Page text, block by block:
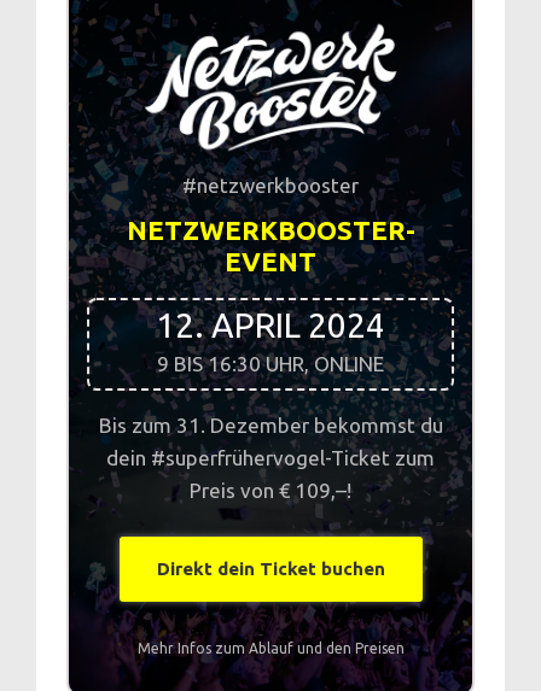
#netzwerkbooster
NETZWERKBOOSTER-
EVENT
12. APRIL 2024
9 BIS 16:30 UHR, ONLINE
Bis zum 31. Dezember bekommst du
dein #superfrühervogel-Ticket zum
Preis von € 109,–!
Direkt dein Ticket buchen
Mehr Infos zum Ablauf und den Preisen